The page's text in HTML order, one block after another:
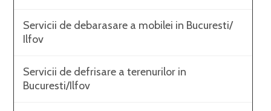
Servicii de debarasare a mobilei in Bucuresti/
Ilfov
Servicii de defrisare a terenurilor in
Bucuresti/Ilfov